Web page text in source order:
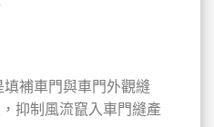
填補車門與車門外觀縫
抑制風流竄入車門縫產